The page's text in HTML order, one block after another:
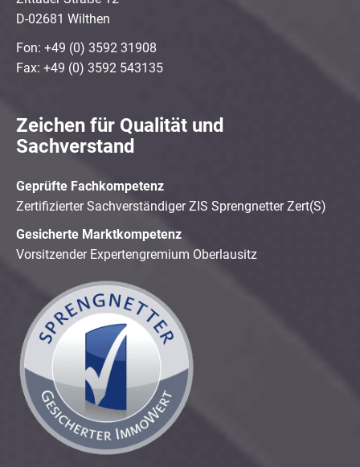
D-02681 Wilthen
Fon: +49 (0) 3592 31908
Fax: +49 (0) 3592 543135
Zeichen für Qualität und
Sachverstand
Geprüfte Fachkompetenz
Zertifizierter Sachverständiger ZIS Sprengnetter Zert(S)
Gesicherte Marktkompetenz
Vorsitzender Expertengremium Oberlausitz